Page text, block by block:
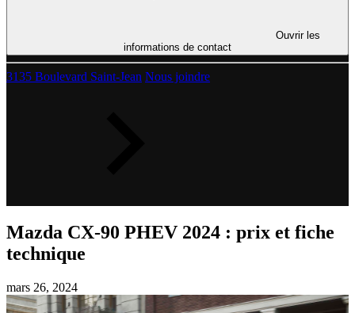
Ouvrir les
informations de contact
3135 Boulevard Saint-Jean Nous joindre
Mazda CX-90 PHEV 2024 : prix et fiche
technique
mars 26, 2024